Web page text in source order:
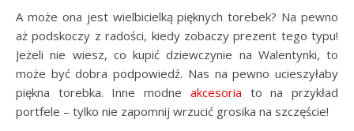
A może ona jest wielbicielką pięknych torebek? Na pewno
aż podskoczy z radości, kiedy zobaczy prezent tego typu!
Jeżeli nie wiesz, co kupić dziewczynie na Walentynki, to
może być dobra podpowiedź. Nas na pewno ucieszyłaby
piękna torebka. Inne modne akcesoria to na przykład
portfele – tylko nie zapomnij wrzucić grosika na szczęście!